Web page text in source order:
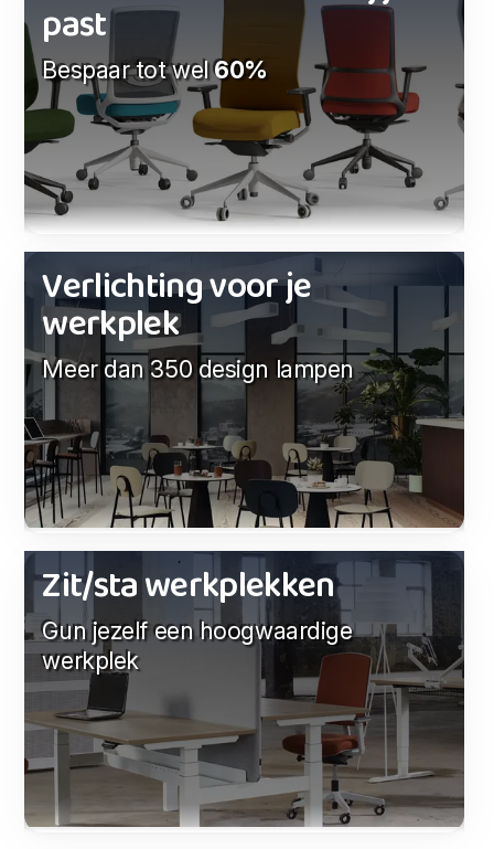
past
Bespaar tot wel60%
Verlichting voor je
werkplek
Meer dan 350 design lampen
Zit/sta werkplekken
Gun jezelf een hoogwaardige
werkplek